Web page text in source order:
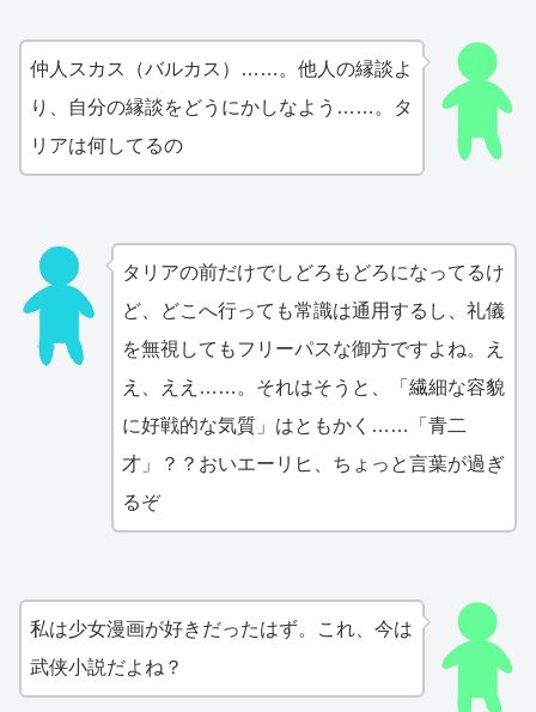
仲人スカス（バルカス）……。他人の縁談よ
り、自分の縁談をどうにかしなよう……。タ
リアは何してるの
タリアの前だけでしどろもどろになってるけ
ど、どこへ行っても常識は通用するし、礼儀
を無視してもフリーパスな御方ですよね。え
え、ええ……。それはそうと、「繊細な容貌
に好戦的な気質」はともかく……「青二
才」？？おいエーリヒ、ちょっと言葉が過ぎ
るぞ
私は少女漫画が好きだったはず。これ、今は
武侠小説だよね？